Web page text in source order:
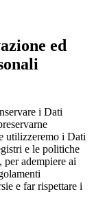
ed
i Dati
utilizzeremo i Dati
e le politiche
adempiere ai
e far rispettare i